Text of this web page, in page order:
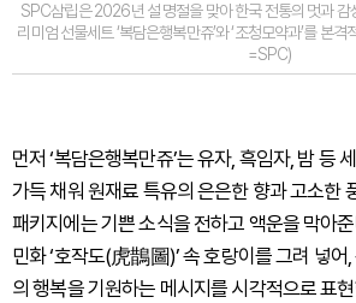
SPC삼립은 2026년 설 명절을 맞아 한국 전통의 멋과 감
리미엄 선물세트 ‘복담은행복만쥬’와 ‘조청모약과’를 본
=SPC)
먼저 ‘복담은행복만쥬’는 유자, 흑임자, 밤 등
가득 채워 원재료 특유의 은은한 향과 고소한
패키지에는 기쁜 소식을 전하고 액운을 막아
민화 ‘호작도(虎鵲圖)’ 속 호랑이를 그려 넣어
의 행복을 기원하는 메시지를 시각적으로 표